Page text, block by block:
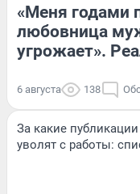
«Меня годами
любовница
угрожает».
6 августа 138
За какие
уволят с работы: